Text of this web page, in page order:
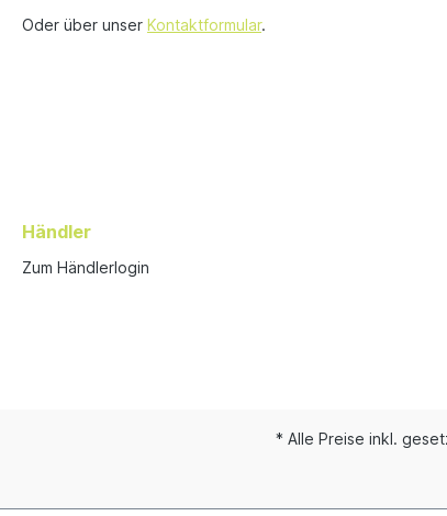
Oder über unser Kontaktformular.
Händler
Zum Händlerlogin
* Alle Preise inkl.